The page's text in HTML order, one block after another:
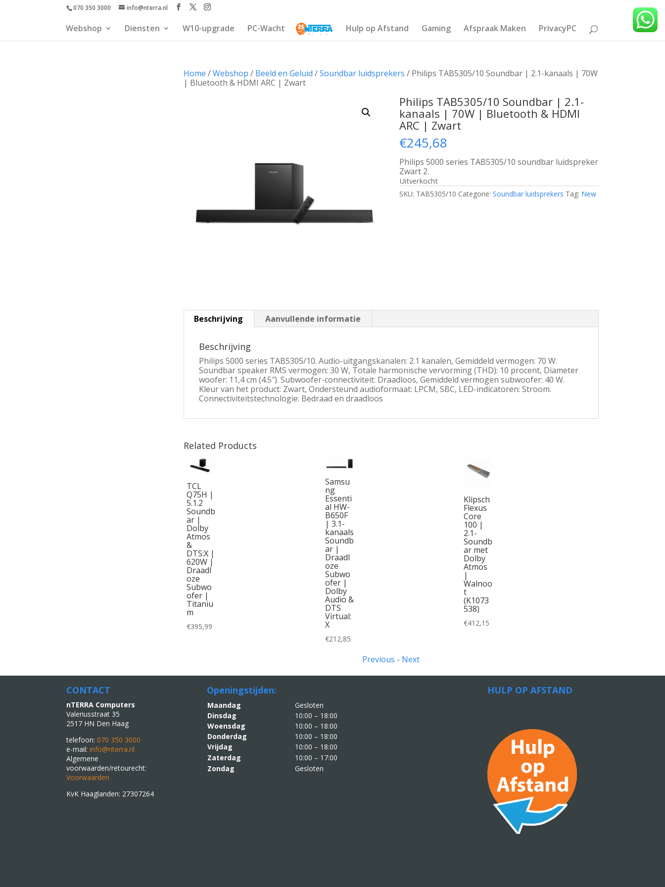
070 350 3000 info@nterra.nl
Webshop Diensten W10-upgrade PC-Wacht Hulp op Afstand Gaming Afspraak Maken PrivacyPC
Home /Webshop / Beeld en Geluid /Soundbar luidsprekers / Philips TAB5305/10 Soundbar | 2.1-kanaals | 70W
| Bluetooth & HDMI ARC | Zwart
Philips TAB5305/10 Soundbar | 2.1-
kanaals | 70W | Bluetooth & HDMI
ARC | Zwart
€245,68
Philips 5000 series TAB5305/10 soundbar luidspreker
Zwart 2.
Uitverkocht
SKU: TAB5305/10 Categorie:Soundbar luidsprekers Tag: New
Beschrijving Aanvullende informatie
Beschrijving
Philips 5000 series TAB5305/10. Audio-uitgangskanalen: 2.1 kanalen, Gemiddeld vermogen: 70 W.
Soundbar speaker RMS vermogen: 30 W, Totale harmonische vervorming (THD): 10 procent, Diameter
woofer: 11,4 cm (4.5″). Subwoofer-connectiviteit: Draadloos, Gemiddeld vermogen subwoofer: 40 W.
Kleur van het product: Zwart, Ondersteund audioformaat: LPCM, SBC, LED-indicatoren: Stroom.
Connectiviteitstechnologie: Bedraad en draadloos
Related Products
TCL
Q75H |
5.1.2
Soundb
ar |
Dolby
Atmos
&
DTS:X |
620W |
Draadl
oze
Subwo
ofer |
Titaniu
m
€395,99
Samsu
ng
Essenti
al HW-
B650F
| 3.1-
kanaals
Soundb
ar |
Draadl
oze
Subwo
ofer |
Dolby
Audio &
DTS
Virtual:
X
€212,85
Klipsch
Flexus
Core
100 |
2.1-
Soundb
ar met
Dolby
Atmos
|
Walnoo
t
(K1073
538)
€412,15
Previous - Next
CONTACT
nTERRA Computers
Valeriusstraat 35
2517 HN Den Haag
telefoon:070 350 3000
e-mail:info@nterra.nl
Algemene
voorwaarden/retourecht:
Voorwaarden
KvK Haaglanden: 27307264
Openingstijden:
Maandag
Gesloten
Dinsdag
10:00 – 18:00
Woensdag
10:00 – 18:00
Donderdag
10:00 – 18:00
Vrijdag
10:00 – 18:00
Zaterdag
10:00 – 17:00
Zondag
Gesloten
HULP OP AFSTAND